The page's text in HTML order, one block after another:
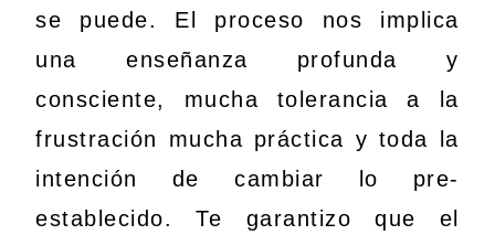
se puede. El proceso nos implica
una enseñanza profunda y
consciente, mucha tolerancia a la
frustración mucha práctica y toda la
intención de cambiar lo pre-
establecido. Te garantizo que el